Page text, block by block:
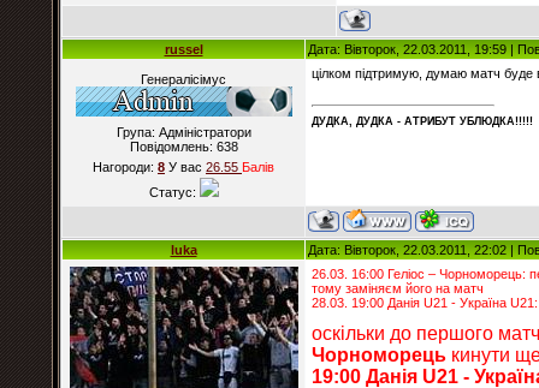
russel Дата: Вівторок, 22.03.2011, 19:59 |
Генералісімус
Група: Адміністратори
Повідомлень: 638
Нагороди: 8 У вас 26.55 Балiв
Статус:
цілком підтримую, думаю матч буде
ДУДКА, ДУДКА - АТРИБУT УБЛЮДКА!!!!!
luka Дата: Вівторок, 22.03.2011, 22:02 |
26.03. 16:00 Геліос – Чорноморець:
тому заміняєм його на матч
28.03. 19:00 Данія U21 - Україна
оскільки до першого
Чорноморець кинути
19:00 Данія U21 -